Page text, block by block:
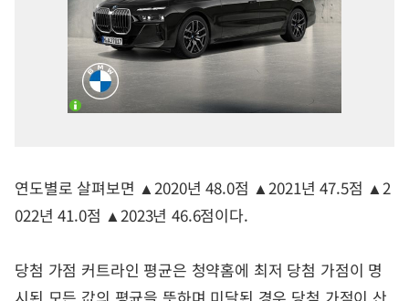
연도별로 살펴보면 ▲2020년 48.0점 ▲2021년 47.5점 ▲2
022년 41.0점 ▲2023년 46.6점이다.
당첨 가점 커트라인 평균은 청약홈에 최저 당첨 가점이 명